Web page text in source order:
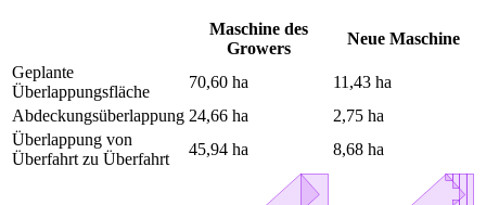
Maschine des
Growers
Neue Maschine
Geplante
Überlappungsfläche
70,60 ha
11,43 ha
Abdeckungsüberlappung 24,66 ha
2,75 ha
Überlappung von
Überfahrt zu Überfahrt
45,94 ha 8,68 ha